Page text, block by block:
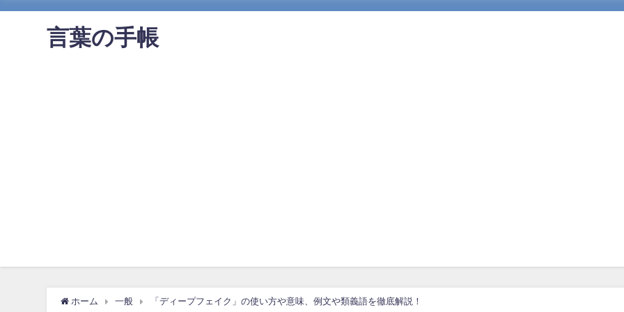
言葉の手帳
ホーム 一般 「ディープフェイク」の使い方や意味、例文や類義語を徹底解説！